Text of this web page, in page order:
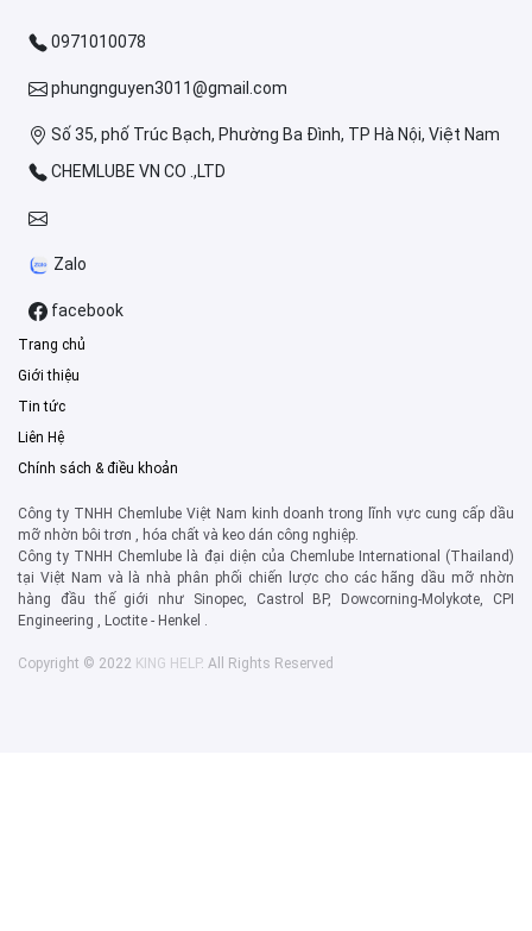
0971010078
phungnguyen3011@gmail.com
Số 35, phố Trúc Bạch, Phường Ba Đình, TP Hà Nội, Việt Nam
CHEMLUBE VN CO .,LTD
Zalo
facebook
Trang chủ
Giới thiệu
Tin tức
Liên Hệ
Chính sách & điều khoản
Công ty TNHH Chemlube Việt Nam kinh doanh trong lĩnh vực cung cấp dầu
mỡ nhờn bôi trơn , hóa chất và keo dán công nghiệp.
Công ty TNHH Chemlube là đại diện của Chemlube International (Thailand)
tại Việt Nam và là nhà phân phối chiến lược cho các hãng dầu mỡ nhờn
hàng đầu thế giới như Sinopec, Castrol BP, Dowcorning-Molykote, CPI
Engineering , Loctite - Henkel .
Copyright © 2022 KING HELP. All Rights Reserved